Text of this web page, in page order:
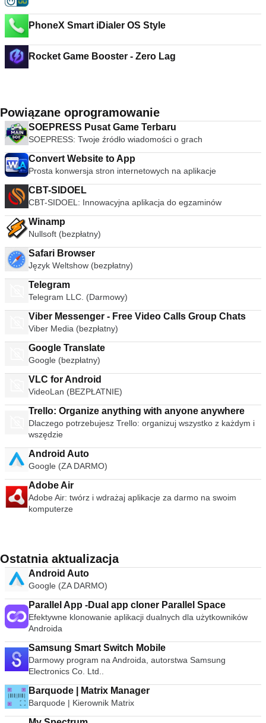
PhoneX Smart iDialer OS Style
Rocket Game Booster - Zero Lag
Powiązane oprogramowanie
SOEPRESS Pusat Game Terbaru
SOEPRESS: Twoje źródło wiadomości o grach
Convert Website to App
Prosta konwersja stron internetowych na aplikacje
CBT-SIDOEL
CBT-SIDOEL: Innowacyjna aplikacja do egzaminów
Winamp
Nullsoft (bezpłatny)
Safari Browser
Język Weltshow (bezpłatny)
Telegram
Telegram LLC. (Darmowy)
Viber Messenger - Free Video Calls Group Chats
Viber Media (bezpłatny)
Google Translate
Google (bezpłatny)
VLC for Android
VideoLan (BEZPŁATNIE)
Trello: Organize anything with anyone anywhere
Dlaczego potrzebujesz Trello: organizuj wszystko z każdym i
wszędzie
Android Auto
Google (ZA DARMO)
Adobe Air
Adobe Air: twórz i wdrażaj aplikacje za darmo na swoim
komputerze
Ostatnia aktualizacja
Android Auto
Google (ZA DARMO)
Parallel App -Dual app cloner Parallel Space
Efektywne klonowanie aplikacji dualnych dla użytkowników
Androida
Samsung Smart Switch Mobile
Darmowy program na Androida, autorstwa Samsung
Electronics Co. Ltd..
Barquode | Matrix Manager
Barquode | Kierownik Matrix